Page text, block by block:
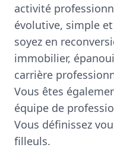
activité
évolutive, simple
soyez en
immobilier,
carrière
Vous êtes
équipe de
Vous définissez
filleuls.